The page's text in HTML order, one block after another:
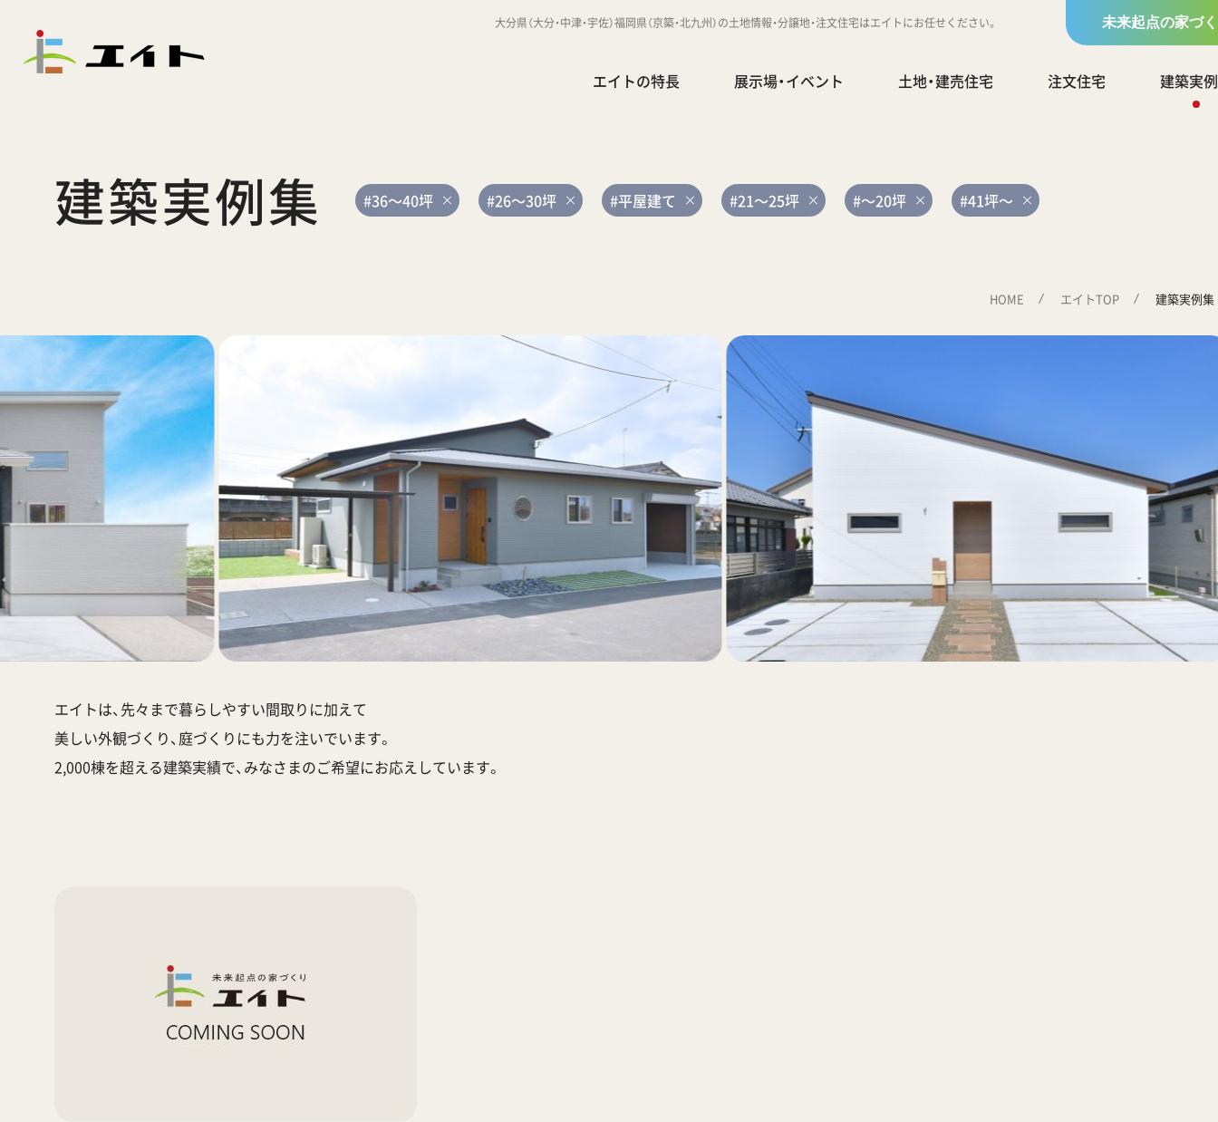
大分県（大分・中津・宇佐）福岡県（京築・北九州）の土地情報・分譲地・注文住宅はエイトにお任せください。 未来起点の家づ
エイトの特長 展示場・イベント 土地・建売住宅 注文住宅 建築実
建築実例集 #36～40坪 #26～30坪 #平屋建て #21～25坪 #～20坪 #41坪～
HOME エイトTOP 建築実例集
エイトは、先々まで暮らしやすい間取りに加えて
美しい外観づくり、庭づくりにも力を注いでいます。
2,000棟を超える建築実績で、みなさまのご希望にお応えしています。